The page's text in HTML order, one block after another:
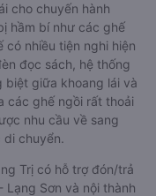
cho chuyến hành
hầm bí như các ghế
nhiều tiện nghi hiện
đọc sách, hệ thống
biệt giữa khoang lái và
các ghế ngồi rất thoải
nhu cầu về sang
chuyển.
Trị có hỗ trợ đón/trả
Lạng Sơn và nội thành